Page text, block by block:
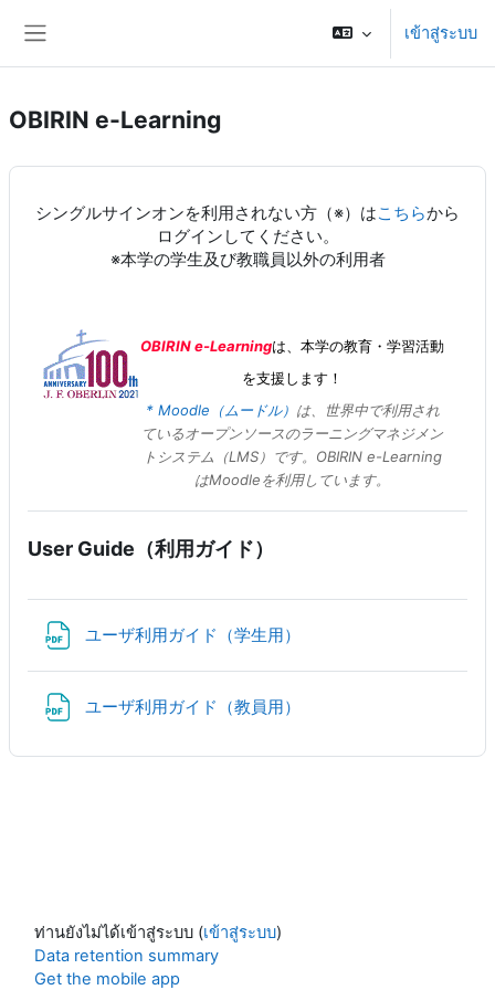
เข้าสู่ระบบ
OBIRIN e-Learning
シングルサインオンを利用されない方（※）はこちらから
ログインしてください。
※本学の学生及び教職員以外の利用者
OBIRIN e-Learningは、本学の教育・学習活動
を支援します！
* Moodle（ムードル） は、世界中で利用され
ているオープンソースのラーニングマネジメン
トシステム（LMS）です。OBIRIN e-Learning
はMoodleを利用しています。
User Guide（利用ガイド）
ユーザ利用ガイド（学生用）
ユーザ利用ガイド（教員用）
ท่านยังไม่ได้เข้าสู่ระบบ (เข้าสู่ระบบ)
Data retention summary
Get the mobile app